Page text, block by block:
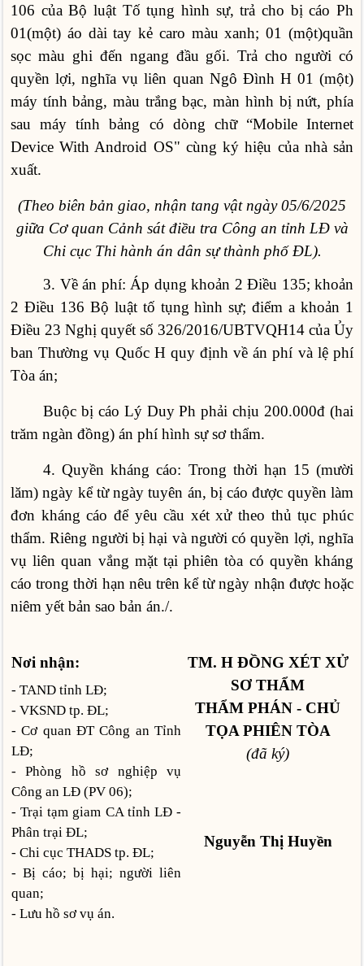
106 của Bộ luật Tố tụng hình sự, trả cho bị cáo Ph
01(một) áo dài tay kẻ caro màu xanh; 01 (một)quần
sọc màu ghi đến ngang đầu gối. Trả cho người có
quyền lợi, nghĩa vụ liên quan Ngô Đình H 01 (một)
máy tính bảng, màu trắng bạc, màn hình bị nứt, phía
sau máy tính bảng có dòng chữ “Mobile Internet
Device With Android OS" cùng ký hiệu của nhà sản
xuất.
(Theo biên bản giao, nhận tang vật ngày 05/6/2025
giữa Cơ quan Cảnh sát điều tra Công an tỉnh LĐ và
Chi cục Thi hành án dân sự thành phố ĐL).
3. Về án phí: Áp dụng khoản 2 Điều 135; khoản
2 Điều 136 Bộ luật tố tụng hình sự; điểm a khoản 1
Điều 23 Nghị quyết số 326/2016/UBTVQH14 của Ủy
ban Thường vụ Quốc H quy định về án phí và lệ phí
Tòa án;
Buộc bị cáo Lý Duy Ph phải chịu 200.000đ (hai
trăm ngàn đồng) án phí hình sự sơ thẩm.
4. Quyền kháng cáo: Trong thời hạn 15 (mười
lăm) ngày kể từ ngày tuyên án, bị cáo được quyền làm
đơn kháng cáo để yêu cầu xét xử theo thủ tục phúc
thẩm. Riêng người bị hại và người có quyền lợi, nghĩa
vụ liên quan vắng mặt tại phiên tòa có quyền kháng
cáo trong thời hạn nêu trên kể từ ngày nhận được hoặc
niêm yết bản sao bản án./.
Nơi nhận:
- TAND tỉnh LĐ;
- VKSND tp. ĐL;
- Cơ quan ĐT Công an Tỉnh
LĐ;
- Phòng hồ sơ nghiệp vụ
Công an LÐ (PV 06);
- Trại tạm giam CA tỉnh LĐ -
Phân trại ĐL;
- Chi cục THADS tp. ĐL;
- Bị cáo; bị hại; người liên
quan;
- Lưu hồ sơ vụ án.
TM. H ĐỒNG XÉT XỬ
SƠ THẨM
THẨM PHÁN - CHỦ
TỌA PHIÊN TÒA
(đã ký)
Nguyễn Thị Huyền